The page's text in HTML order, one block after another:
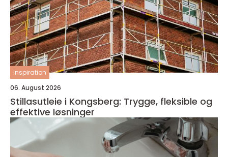
inspiration
06. August 2026
Stillasutleie i Kongsberg: Trygge, fleksible og
effektive løsninger